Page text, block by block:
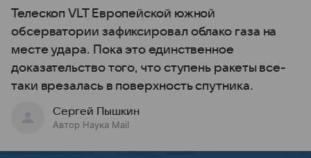
Телескоп VLT Европейской южной
обсерватории зафиксировал облако газа на
месте удара. Пока это единственное
доказательство того, что ступень ракеты все-
таки врезалась в поверхность спутника.
Сергей Пышкин
Автор Наука Mail